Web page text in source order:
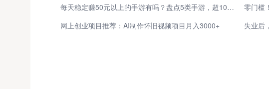
每天稳定赚50元以上的手游有吗？盘点5类手游，超10个每天稳赚50元的路子
网上创业项目推荐：AI制作怀旧视频项目月入3000+